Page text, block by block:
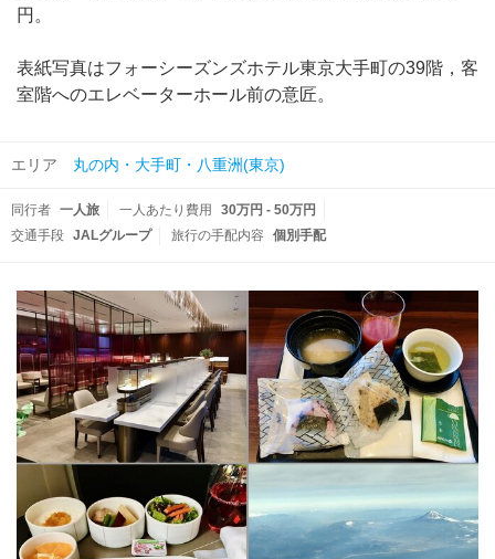
円。
表紙写真はフォーシーズンズホテル東京大手町の39階，客
室階へのエレベーターホール前の意匠。
エリア 丸の内・大手町・八重洲(東京)
同行者 一人旅 一人あたり費用
30万円 - 50万円
交通手段 JALグループ 旅行の手配内容 個別手配